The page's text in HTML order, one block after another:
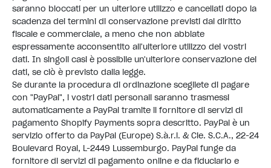
saranno bloccati per un ulteriore utilizzo e cancellati dopo la
scadenza dei termini di conservazione previsti dal diritto
fiscale e commerciale, a meno che non abbiate
espressamente acconsentito all'ulteriore utilizzo dei vostri
dati. In singoli casi è possibile un'ulteriore conservazione dei
dati, se ciò è previsto dalla legge.
Se durante la procedura di ordinazione scegliete di pagare
con "PayPal", i vostri dati personali saranno trasmessi
automaticamente a PayPal tramite il fornitore di servizi di
pagamento Shopify Payments sopra descritto. PayPal è un
servizio offerto da PayPal (Europe) S.à.r.l. & Cie. S.C.A., 22-24
Boulevard Royal, L-2449 Lussemburgo. PayPal funge da
fornitore di servizi di pagamento online e da fiduciario e